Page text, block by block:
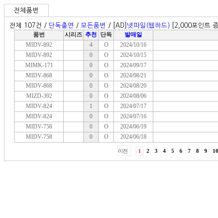
전체품번
전체 107건 / 단독출연 / 모든품번 / [AD] 넷파일(웹하드) [2,000포인트
품번 시리즈 추천 단독 발매일
MIDV-892
4 O
2024/10/16
MIDV-892
0 O
2024/10/15
MIMK-171
0 O
2024/09/17
MIDV-868
0 O
2024/08/21
MIDV-868
0 O
2024/08/20
MIZD-392
0 O
2024/08/06
MIDV-824
1 O
2024/07/17
MIDV-824
0 O
2024/07/16
MIDV-758
0 O
2024/06/19
MIDV-758
0 O 2024/06/18
이전 1 2 3 4 5 6 7 8 9 10